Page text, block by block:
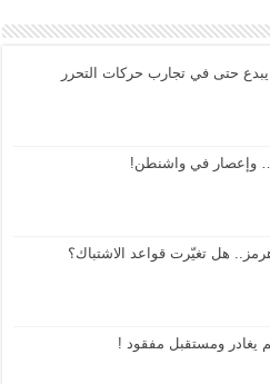
يبدع حتى في تجارب حركات التحرر
وإعصار في واشنطن!
هل تغيّرت قواعد الاشتباك؟
يغادر ومستقبل مفقود !